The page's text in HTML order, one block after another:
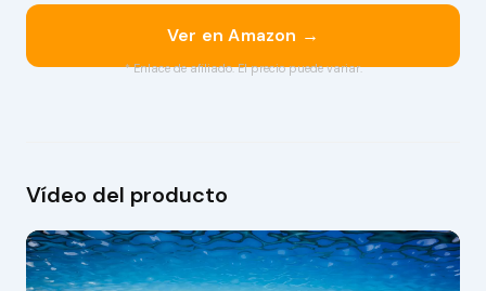
Ver en Amazon →
* Enlace de afiliado. El precio puede variar.
Vídeo del producto